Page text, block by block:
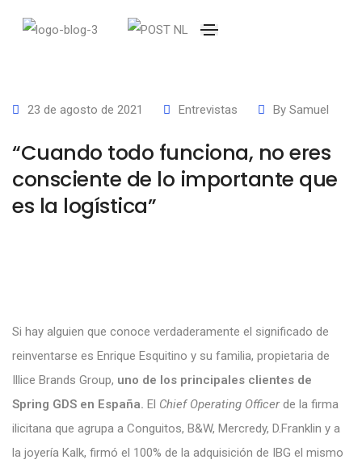
23 de agosto de 2021 Entrevistas By Samuel
“Cuando todo funciona, no eres
consciente de lo importante que
es la logística”
Si hay alguien que conoce verdaderamente el significado de
reinventarse es Enrique Esquitino y su familia, propietaria de
Illice Brands Group, uno de los principales clientes de
Spring GDS en España. El Chief Operating Officerde la firma
ilicitana que agrupa a Conguitos, B&W, Mercredy, D.Franklin y a
la joyería Kalk, firmó el 100% de la adquisición de IBG el mismo